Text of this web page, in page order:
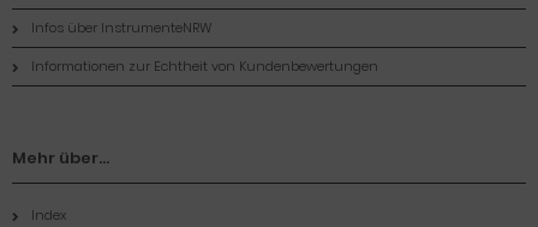
Infos über InstrumenteNRW
Informationen zur Echtheit von Kundenbewertungen
Mehr über...
Index